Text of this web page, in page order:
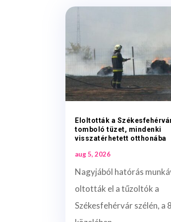
Eloltották a
tomboló tüzet, mindenki
visszatérhetett otthonába
aug 5, 2026
Nagyjából hatórás
oltották el a tűzoltók a
Székesfehérvár szélén, a